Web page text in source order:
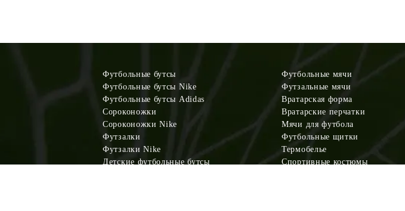
Футбольные бутсы
Футбольные бутсы Nike
Футбольные бутсы Adidas
Сороконожки
Сороконожки Nike
Футзалки
Футзалки Nike
Детские футбольные бутсы
Футбольные мячи
Футзальные мячи
Вратарская форма
Вратарские перчатки
Мячи для футбола
Футбольные щитки
Термобелье
Спортивные костюмы